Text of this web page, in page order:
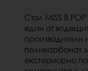
Стол MISS B
един от
поликарбонат
екстериорно